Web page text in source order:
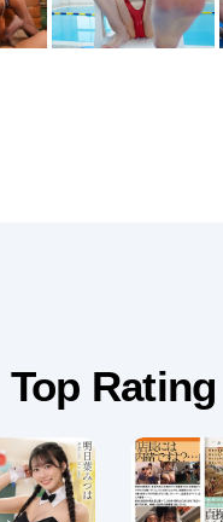
Top Rating